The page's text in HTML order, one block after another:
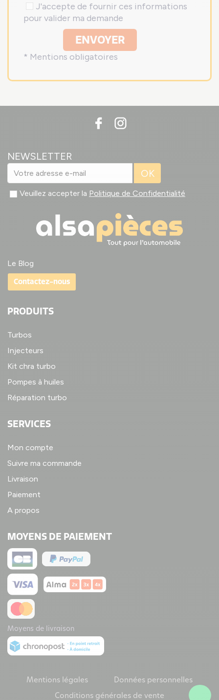
J'accepte de fournir ces informations
pour valider ma demande
ENVOYER
* Mentions obligatoires
NEWSLETTER
OK
Veuillez accepter la Politique de Confidentialité
Le Blog
Contactez-nous
PRODUITS
Turbos
Injecteurs
Kit chra turbo
Pompes à huiles
Réparation turbo
SERVICES
Mon compte
Suivre ma commande
Livraison
Paiement
A propos
MOYENS DE PAIEMENT
Moyens de livraison
Mentions légales Données personnelles
Conditions générales de vente